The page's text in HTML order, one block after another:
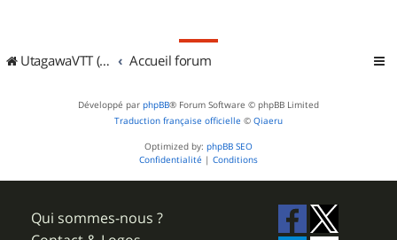
UtagawaVTT (Randos VTT et VTTAE avec traces GPS) Accueil forum
Développé par phpBB® Forum Software © phpBB Limited
Traduction française officielle © Qiaeru
Optimized by: phpBB SEO
Confidentialité | Conditions
Qui sommes-nous ?